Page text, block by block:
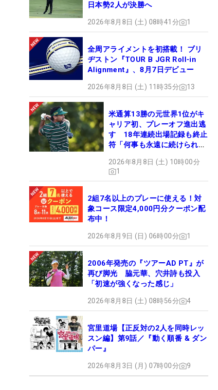
日本勢2人が決勝へ
2026年8月8日 (土) 08時41分 1
全周アライメントを初搭載！ ブリ
ヂストン『TOUR B JGR Roll-in
Alignment』、8月7日デビュー
2026年8月8日 (土) 11時35分 13
米通算13勝の元世界1位がキ
ャリア初、プレーオフ進出逃
す 18年連続出場記録も終止
符「何事も永遠に続けられな
2026年8月8日 (土) 10時00分
1
2組7名以上のプレーに使える！対
象コース限定4,000円分クーポン配
布中！
2026年8月9日 (日) 06時00分 1
2006年発売の『ツアーAD PT』が
再び脚光 脇元華、穴井詩も投入
「初速が強くなった感じ」
2026年8月8日 (土) 08時56分 4
宮里道場【正反対の2人を同時レッ
スン編】第9話／『動く順番 & ダン
パー』
2026年8月3日 (月) 07時00分 9